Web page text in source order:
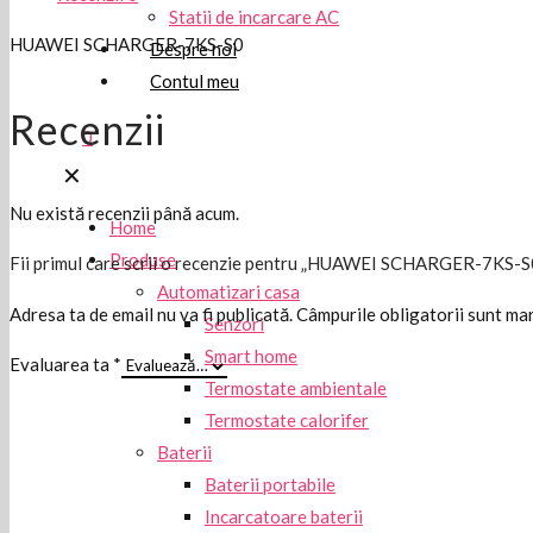
Statii de incarcare AC
Despre noi
Contul meu
0
✕
Home
Produse
Automatizari casa
Senzori
Smart home
Termostate ambientale
Termostate calorifer
Baterii
Baterii portabile
Incarcatoare baterii
HUAWEI SCHARGER-7KS-S0
Recenzii
Nu există recenzii până acum.
Fii primul care scrii o recenzie pentru „HUAWEI SCHARGER-7KS-
Adresa ta de email nu va fi publicată.Câmpurile obligatorii sunt
Evaluarea ta *